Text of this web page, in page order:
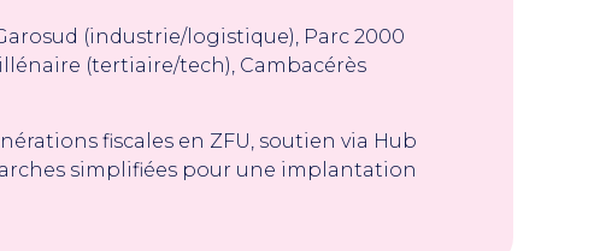
(industrie/logistique), Parc 2000
(tertiaire/tech), Cambacérès
fiscales en ZFU, soutien via Hub
simplifiées pour une implantation